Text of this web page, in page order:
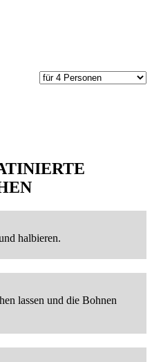
Rezepte ansehen
halbieren.
lassen und die Bohnen